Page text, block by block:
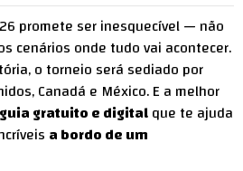
promete ser inesquecível — não
cenários onde tudo vai acontecer.
o torneio será sediado por
Canadá e México. E a melhor
guia gratuito e digitalque te ajuda
a bordo de um